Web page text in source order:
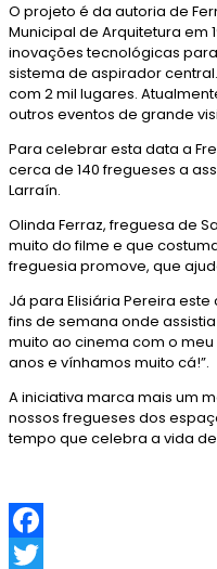
O projeto é da autoria de
Municipal de Arquitetura em
inovações tecnológicas
sistema de aspirador
com 2 mil lugares.
outros eventos de grande
Para celebrar esta data a
cerca de 140 fregueses a
Larraín.
Olinda Ferraz, freguesa de
muito do filme e que
freguesia promove, que
Já para Elisiária Pereira
fins de semana onde
muito ao cinema com o
anos e vínhamos muito cá!”.
A iniciativa marca mais um
nossos fregueses dos
tempo que celebra a vida
F